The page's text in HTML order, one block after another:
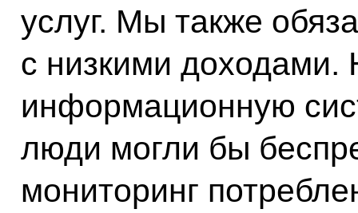
услуг. Мы также
с низкими доходами.
информационную
люди могли бы
мониторинг